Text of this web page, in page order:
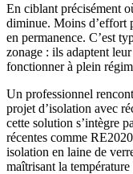
En ciblant précisément
diminue. Moins d’effort
en permanence. C’est
zonage : ils adaptent
fonctionner à plein
Un professionnel
projet d’isolation avec
cette solution s’intègre
récentes comme
isolation en laine de
maîtrisant la